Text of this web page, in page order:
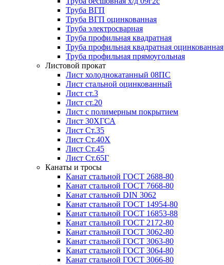
Труба ВГП
Труба ВГП оцинкованная
Труба электросварная
Труба профильная квадратная
Труба профильная квадратная оцинкованная
Труба профильная прямоугольная
Листовой прокат
Лист холоднокатанный 08ПС
Лист стальной оцинкованный
Лист ст.3
Лист ст.20
Лист с полимерным покрытием
Лист 30ХГСА
Лист Ст.35
Лист Ст.40Х
Лист Ст.45
Лист Ст.65Г
Канаты и тросы
Канат стальной ГОСТ 2688-80
Канат стальной ГОСТ 7668-80
Канат стальной DIN 3062
Канат стальной ГОСТ 14954-80
Канат стальной ГОСТ 16853-88
Канат стальной ГОСТ 2172-80
Канат стальной ГОСТ 3062-80
Канат стальной ГОСТ 3063-80
Канат стальной ГОСТ 3064-80
Канат стальной ГОСТ 3066-80